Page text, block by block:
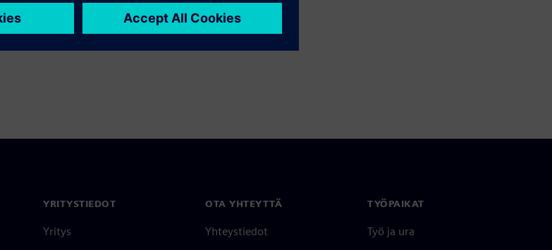
YRITYSTIEDOT
Yritys
OTA YHTEYTTÄ
Yhteystiedot
TYÖPAIKAT
Työ ja ura